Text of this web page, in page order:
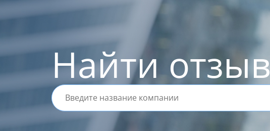
Найти отзыв